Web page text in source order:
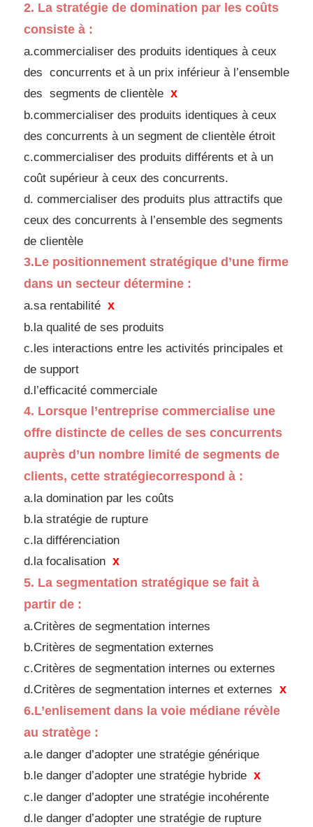
2. La stratégie de domination par les coûts
consiste à :
a.commercialiser des produits identiques à ceux
des concurrents et à un prix inférieur à l’ensemble
des segments de clientèle x
b.commercialiser des produits identiques à ceux
des concurrents à un segment de clientèle étroit
c.commercialiser des produits différents et à un
coût supérieur à ceux des concurrents.
d. commercialiser des produits plus attractifs que
ceux des concurrents à l’ensemble des segments
de clientèle
3.Le positionnement stratégique d’une firme
dans un secteur détermine :
a.sa rentabilité x
b.la qualité de ses produits
c.les interactions entre les activités principales et
de support
d.l’efficacité commerciale
4. Lorsque l’entreprise commercialise une
offre distincte de celles de ses concurrents
auprès d’un nombre limité de segments de
clients, cette stratégiecorrespond à :
a.la domination par les coûts
b.la stratégie de rupture
c.la différenciation
d.la focalisation x
5. La segmentation stratégique se fait à
partir de :
a.Critères de segmentation internes
b.Critères de segmentation externes
c.Critères de segmentation internes ou externes
d.Critères de segmentation internes et externes x
6.L’enlisement dans la voie médiane révèle
au stratège :
a.le danger d’adopter une stratégie générique
b.le danger d’adopter une stratégie hybride x
c.le danger d’adopter une stratégie incohérente
d.le danger d’adopter une stratégie de rupture